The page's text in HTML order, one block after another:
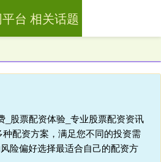
_股票配资体验_专业股票配资资讯
配资方案，满足您不同的投资需
险偏好选择最适合自己的配资方
台 相关话题